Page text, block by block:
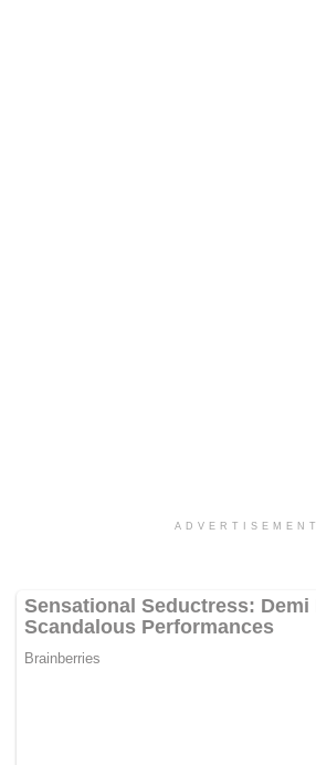
ADVERTISEMENT